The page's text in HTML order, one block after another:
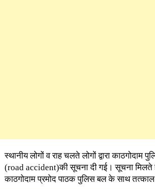
स्थानीय लोगों व राह चलते लोगों द्वारा काठगोदाम
(road accident)की सूचना दी गई। सूचना मिलते
काठगोदाम प्रमोद पाठक पुलिस बल के साथ